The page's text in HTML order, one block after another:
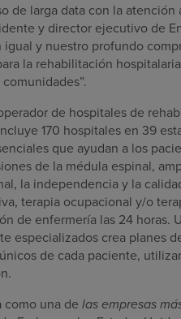
de larga data con la
y director ejecutivo de
y nuestro profundo
la rehabilitación
de hospitales de
170 hospitales en 39
que ayudan a los
de la médula espinal,
la independencia y la
terapia ocupacional y/o
de enfermería las 24 horas.
especializados crea planes
de cada paciente,
como una de las empresas